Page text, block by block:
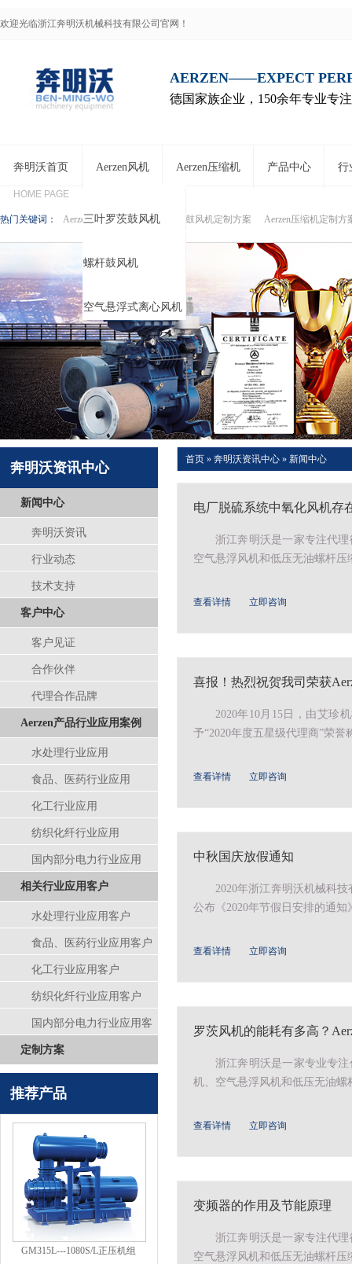
欢迎光临浙江奔明沃机械科技有限公司官网！
AERZEN——EXPECT
德国家族企业，150余年专业专
奔明沃首页
HOME PAGE
Aerzen风机
三叶罗茨鼓风机
螺杆鼓风机
空气悬浮式离心风机
Aerzen压缩机 产品中心 行
热门关键词： Aerzen压缩机代理商 Aerzen鼓风机定制方案 Aerzen压缩机定制方
奔明沃资讯中心
新闻中心
奔明沃资讯
行业动态
技术支持
客户中心
客户见证
合作伙伴
代理合作品牌
Aerzen产品行业应用案例
水处理行业应用
食品、医药行业应用
化工行业应用
纺织化纤行业应用
国内部分电力行业应用
相关行业应用客户
水处理行业应用客户
食品、医药行业应用客户
化工行业应用客户
纺织化纤行业应用客户
国内部分电力行业应用客
户
定制方案
推荐产品
GM315L---1080S/L正压机组
首页 » 奔明沃资讯中心 » 新闻中心
电厂脱硫系统中氧化风机存
浙江奔明沃是一家专注代
空气悬浮风机和低压无油螺杆
查看详情 立即咨询
喜报！热烈祝贺我司荣获
2020年10月15日，由艾珍
予“2020年度五星级代理商”荣誉
查看详情 立即咨询
中秋国庆放假通知
2020年浙江奔明沃机械科
公布《2020年节假日安排的通
查看详情 立即咨询
罗茨风机的能耗有多高？
浙江奔明沃是一家专业专
机、空气悬浮风机和低压无油
查看详情 立即咨询
变频器的作用及节能原理
浙江奔明沃是一家专注代
空气悬浮风机和低压无油螺杆